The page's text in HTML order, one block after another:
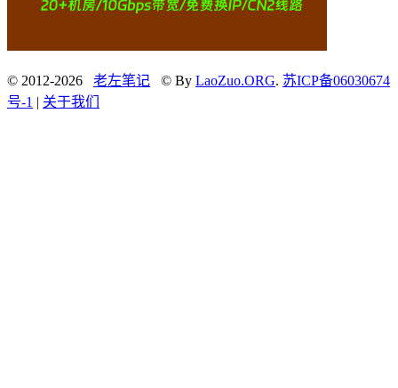
© 2012-2026 老左笔记 © By LaoZuo.ORG. 苏ICP备06030674
号-1 | 关于我们